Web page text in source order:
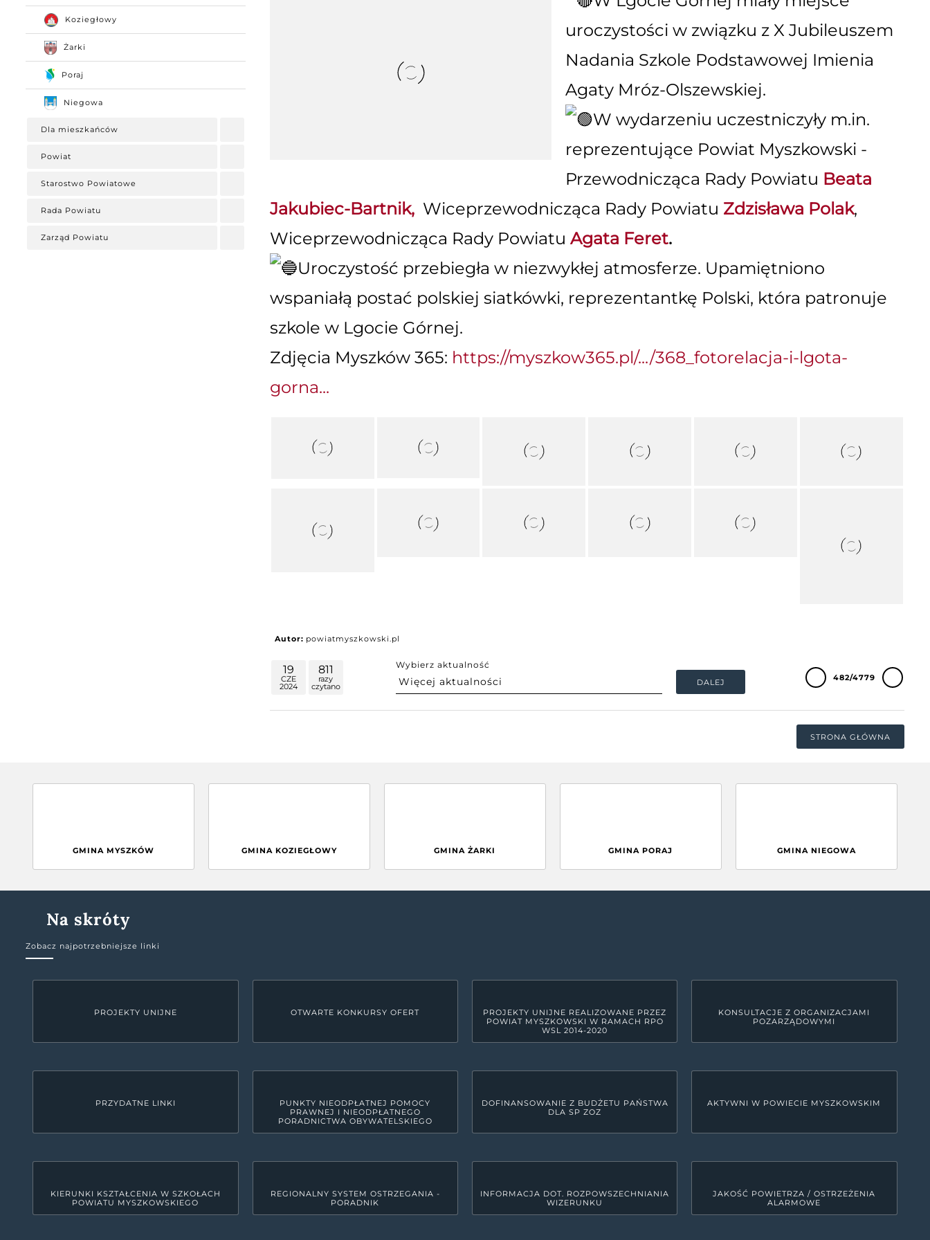
Koziegłowy
Żarki
Poraj
Niegowa
Dla mieszkańców
Powiat
Starostwo Powiatowe
Rada Powiatu
Zarząd Powiatu
uroczystości w związku z X Jubileuszem
Nadania Szkole Podstawowej Imienia
Agaty Mróz-Olszewskiej.
W wydarzeniu uczestniczyły m.in.
reprezentujące Powiat Myszkowski -
Przewodnicząca Rady Powiatu Beata
Jakubiec-Bartnik, Wiceprzewodnicząca Rady Powiatu Zdzisława Polak,
Wiceprzewodnicząca Rady Powiatu Agata Feret.
Uroczystość przebiegła w niezwykłej atmosferze. Upamiętniono
wspaniałą postać polskiej siatkówki, reprezentantkę Polski, która patronuje
szkole w Lgocie Górnej.
Zdjęcia Myszków 365: https://myszkow365.pl/.../368_fotorelacja-i-lgota-
gorna...
Autor: powiatmyszkowski.pl
19
CZE
2024
811
razy
czytano
Wybierz aktualność
DALEJ 482/4779
STRONA GŁÓWNA
GMINA MYSZKÓW GMINA KOZIEGŁOWY GMINA ŻARKI GMINA PORAJ GMINA NIEGOWA
Na skróty
Zobacz najpotrzebniejsze linki
PROJEKTY UNIJNE OTWARTE KONKURSY OFERT
PROJEKTY UNIJNE REALIZOWANE PRZEZ
POWIAT MYSZKOWSKI W RAMACH RPO
WSL 2014-2020
KONSULTACJE Z ORGANIZACJAMI
POZARZĄDOWYMI
PRZYDATNE LINKI
PUNKTY NIEODPŁATNEJ POMOCY
PRAWNEJ I NIEODPŁATNEGO
PORADNICTWA OBYWATELSKIEGO
DOFINANSOWANIE Z BUDŻETU PAŃSTWA
DLA SP ZOZ
AKTYWNI W POWIECIE MYSZKOWSKIM
KIERUNKI KSZTAŁCENIA W SZKOŁACH
POWIATU MYSZKOWSKIEGO
REGIONALNY SYSTEM OSTRZEGANIA -
PORADNIK
INFORMACJA DOT. ROZPOWSZECHNIANIA
WIZERUNKU
JAKOŚĆ POWIETRZA / OSTRZEŻENIA
ALARMOWE
KONTAKT GODZINY PRACY URZĘDU LINKI SYSTEMOWE